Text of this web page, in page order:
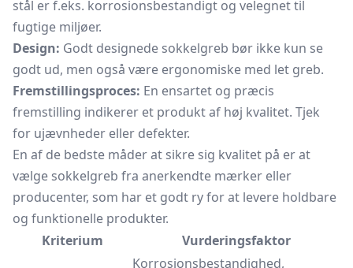
stål er f.eks. korrosionsbestandigt og velegnet til
fugtige miljøer.
Design: Godt designede sokkelgreb bør ikke kun se
godt ud, men også være ergonomiske med let greb.
Fremstillingsproces: En ensartet og præcis
fremstilling indikerer et produkt af høj kvalitet. Tjek
for ujævnheder eller defekter.
En af de bedste måder at sikre sig kvalitet på er at
vælge sokkelgreb fra anerkendte mærker eller
producenter, som har et godt ry for at levere holdbare
og funktionelle produkter.
Kriterium
Vurderingsfaktor
Korrosionsbestandighed,